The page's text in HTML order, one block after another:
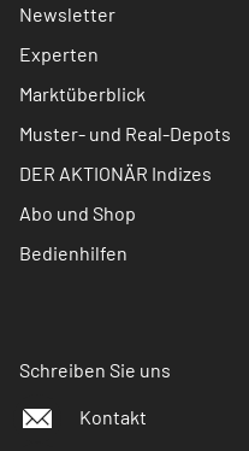
Newsletter
Experten
Marktüberblick
Muster- und Real-Depots
DER AKTIONÄR Indizes
Abo und Shop
Bedienhilfen
Schreiben Sie uns
Kontakt